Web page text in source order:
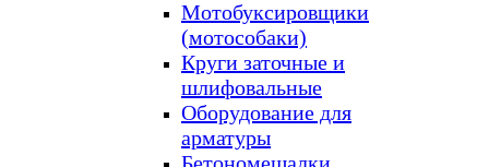
Мотобуксировщики
(мотособаки)
Круги заточные и
шлифовальные
Оборудование для
арматуры